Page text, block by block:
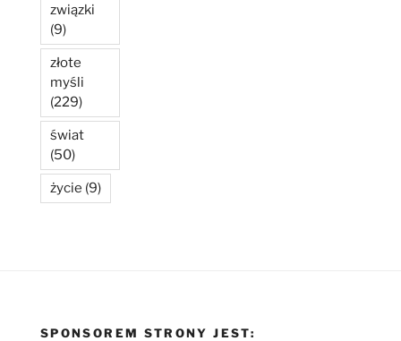
związki
(9)
złote
myśli
(229)
świat
(50)
życie (9)
SPONSOREM STRONY JEST: